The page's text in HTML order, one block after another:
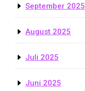
September 2025
August 2025
Juli 2025
Juni 2025